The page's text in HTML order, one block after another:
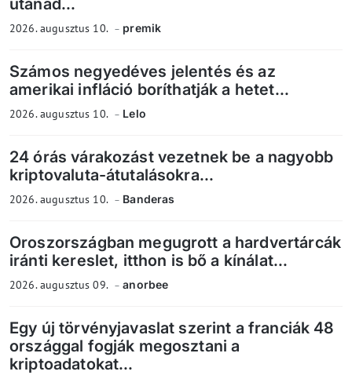
utánad...
2026. augusztus 10. premik
Számos negyedéves jelentés és az
amerikai infláció boríthatják a hetet...
2026. augusztus 10. Lelo
24 órás várakozást vezetnek be a nagyobb
kriptovaluta-átutalásokra...
2026. augusztus 10. Banderas
Oroszországban megugrott a hardvertárcák
iránti kereslet, itthon is bő a kínálat...
2026. augusztus 09. anorbee
Egy új törvényjavaslat szerint a franciák 48
országgal fogják megosztani a
kriptoadatokat...